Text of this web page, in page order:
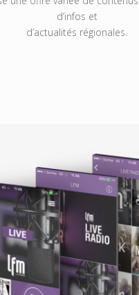
d’infos et
d’actualités régionales.